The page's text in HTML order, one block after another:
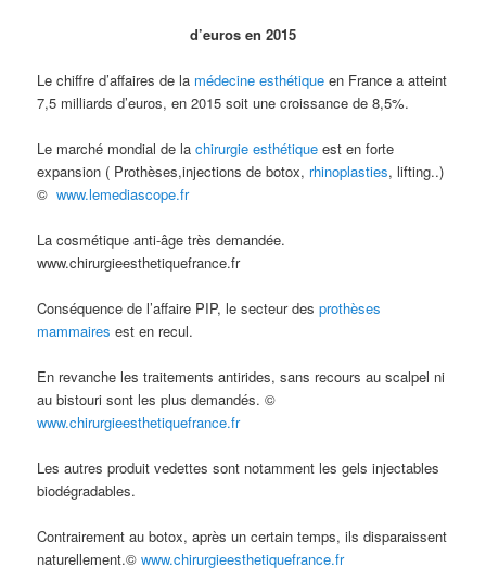
d’euros en 2015
Le chiffre d’affaires de la médecine esthétiqueen France a atteint
7,5 milliards d’euros, en 2015 soit une croissance de 8,5%.
Le marché mondial de lachirurgie esthétique est en forte
expansion ( Prothèses,injections de botox, rhinoplasties, lifting..)
©www.lemediascope.fr
La cosmétique anti-âge très demandée.
www.chirurgieesthetiquefrance.fr
Conséquence de l’affaire PIP, le secteur des prothèses
mammaires est en recul.
En revanche les traitements antirides, sans recours au scalpel ni
au bistouri sont les plus demandés. ©
www.chirurgieesthetiquefrance.fr
Les autres produit vedettes sont notamment les gels injectables
biodégradables.
Contrairement au botox, après un certain temps, ils disparaissent
naturellement.©www.chirurgieesthetiquefrance.fr